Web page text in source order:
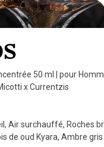
50 ml | pour
x Currentzis
Air surchauffé, Roches
de oud Kyara, Ambre